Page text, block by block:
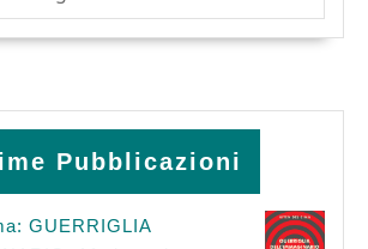
Pubblicazioni
GUERRIGLIA